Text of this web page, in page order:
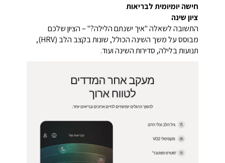
חישה יומיומית לבריאות
ציון שינה
התשובה לשאלה "איך ישנתם הלילה?" – הציון שלכם
מבוסס על משך השינה הכולל, שונות בקצב הלב (HRV),
תנועות בלילה, סדירות השינה ועוד.